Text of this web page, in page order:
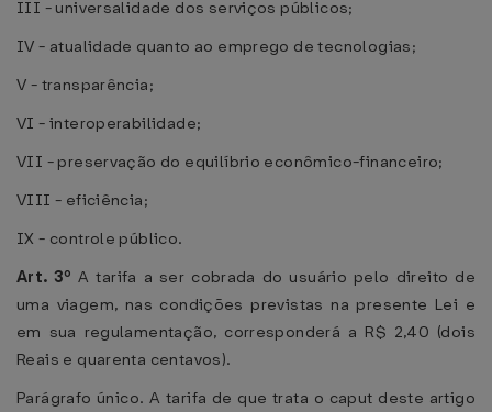
III - universalidade dos serviços públicos;
IV - atualidade quanto ao emprego de tecnologias;
V - transparência;
VI - interoperabilidade;
VII - preservação do equilíbrio econômico-financeiro;
VIII - eficiência;
IX - controle público.
Art. 3º A tarifa a ser cobrada do usuário pelo direito de
uma viagem, nas condições previstas na presente Lei e
em sua regulamentação, corresponderá a R$ 2,40 (dois
Reais e quarenta centavos).
Parágrafo único. A tarifa de que trata o caput deste artigo